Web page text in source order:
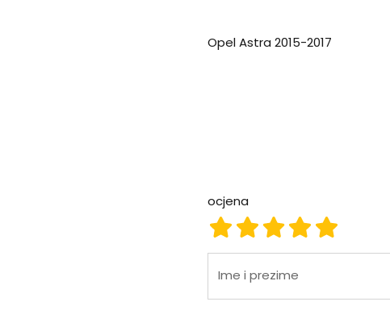
Opel Astra 2015-2017
ocjena
ocjena 5
ocjena 4
ocjena 3
ocjena 2
ocjena 1
Ime i prezime